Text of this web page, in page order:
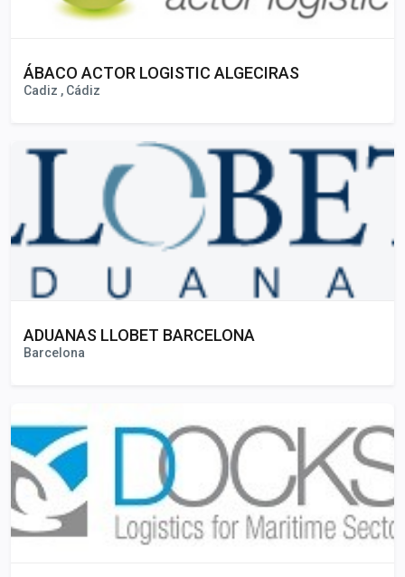
ÁBACO ACTOR LOGISTIC ALGECIRAS
Cadiz , Cádiz
ADUANAS LLOBET BARCELONA
Barcelona